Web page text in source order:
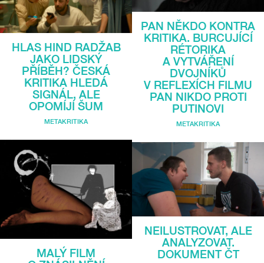
HLAS HIND RADŽAB
JAKO LIDSKÝ
PŘÍBĚH? ČESKÁ
KRITIKA HLEDÁ
SIGNÁL, ALE
OPOMÍJÍ ŠUM
METAKRITIKA
MALÝ FILM
PAN NĚKDO KONTRA
KRITIKA. BURCUJÍCÍ
RÉTORIKA
A VYTVÁŘENÍ
DVOJNÍKŮ
V REFLEXÍCH FILMU
PAN NIKDO PROTI
PUTINOVI
METAKRITIKA
NEILUSTROVAT, ALE
ANALYZOVAT.
DOKUMENT ČT